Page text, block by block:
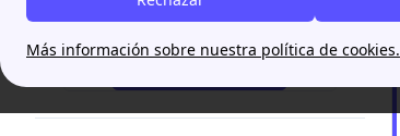
Más información sobre nuestra política de cookies.
¿Necesitas ayuda?
¡Te Llamamos!